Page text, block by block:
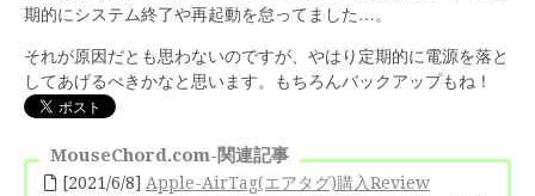
期的にシステム終了や再起動を怠ってました…。
それが原因だとも思わないのですが、やはり定期的に電源を落と
してあげるべきかなと思います。もちろんバックアップもね！
MouseChord.com-関連記事
[2021/6/8] Apple-AirTag(エアタグ)購入Review